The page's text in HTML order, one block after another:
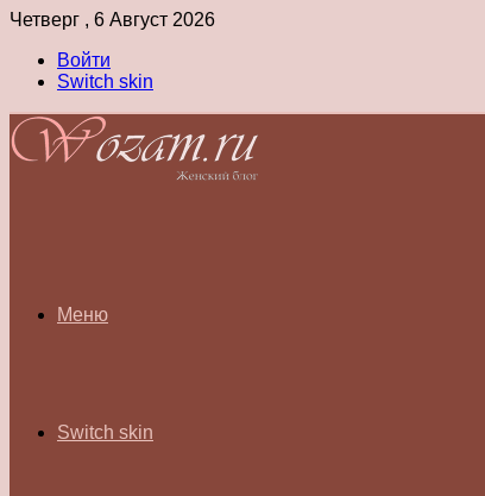
Четверг , 6 Август 2026
Войти
Switch skin
Меню
Switch skin